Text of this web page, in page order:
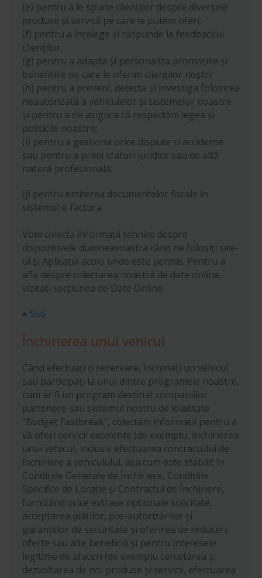
(e) pentru a le spune clienților despre diversele
produse și servicii pe care le putem oferi;
(f) pentru a înțelege și răspunde la feedbackul
clienților;
(g) pentru a adapta și personaliza promoțiile și
beneficiile pe care le oferim clienților noștri;
(h) pentru a preveni, detecta și investiga folosirea
neautorizată a vehiculelor și sistemelor noastre
și pentru a ne asigura că respectăm legea și
politicile noastre;
(i) pentru a gestiona orice dispute și accidente
sau pentru a primi sfaturi juridice sau de altă
natură profesională;
(j) pentru emiterea documentelor fiscale in
sistemul e-factura.
Vom colecta informații tehnice despre
dispozitivele dumneavoastra când ne folosiți site-
ul și Aplicația acolo unde este permis. Pentru a
afla despre colectarea noastră de date online,
vizitați secțiunea de Date Online.
Sus
Închirierea unui vehicul
Când efectuați o rezervare, închiriați un vehicul
sau participați la unul dintre programele noastre,
cum ar fi un program destinat companiilor
partenere sau sistemul nostru de loialitate
"Budget Fastbreak", colectăm informații pentru a
vă oferi servicii excelente (de exemplu, închirierea
unui vehicul, inclusiv efectuarea contractului de
închiriere a vehiculului, așa cum este stabilit în
Condițiile Generale de Închiriere, Condițiile
Specifice de Locație și Contractul de Închiriere,
furnizând orice extrase opționale solicitate,
acceptarea plăților, pre-autorizărilor și
garanțiilor de securitate și oferirea de reduceri,
oferte sau alte beneficii) și pentru interesele
legitime de afaceri (de exemplu cercetarea și
dezvoltarea de noi produse și servicii, efectuarea